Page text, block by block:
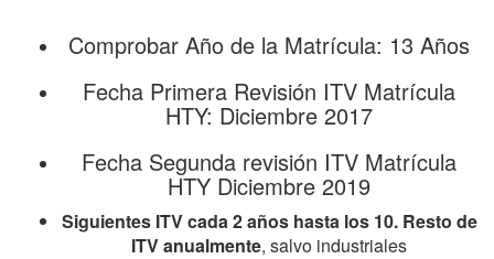
Comprobar Año de la Matrícula: 13 Años
Fecha Primera Revisión ITV Matrícula
HTY: Diciembre 2017
Fecha Segunda revisión ITV Matrícula
HTY Diciembre 2019
Siguientes ITV cada 2 años hasta los 10. Resto de
ITV anualmente, salvo industriales